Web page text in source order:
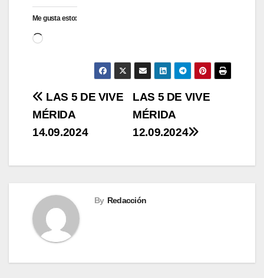
Me gusta esto:
Cargando...
Navegación
de
LAS 5 DE VIVE
MÉRIDA
12.09.2024
LAS 5 DE VIVE
MÉRIDA
14.09.2024
By Redacción